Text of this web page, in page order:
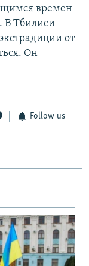
времен
В Тбилиси
от
Он
Follow us